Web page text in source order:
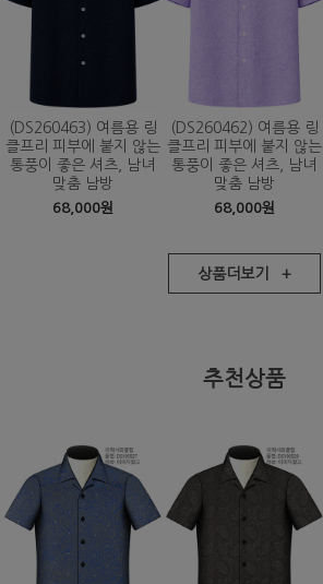
(DS260463) 여름용 링
클프리 피부에 붙지 않는
통풍이 좋은 셔츠, 남녀
맞춤 남방
68,000원
(DS260462) 여름용 링
클프리 피부에 붙지 않는
통풍이 좋은 셔츠, 남녀
맞춤 남방
68,000원
상품더보기 +
추천상품